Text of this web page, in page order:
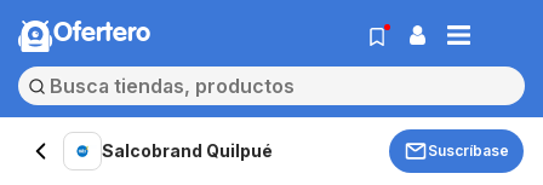
Ofertero
Salcobrand Quilpué Suscríbase